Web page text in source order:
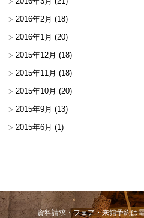
2016年2月 (18)
2016年1月 (20)
2015年12月 (18)
2015年11月 (18)
2015年10月 (20)
2015年9月 (13)
2015年6月 (1)
資料請求・フェア・来館予約は